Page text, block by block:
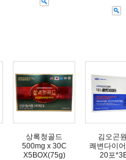
상록청골드
500mg x 30C
X5BOX(75g)
김오곤
쾌변다이
20포